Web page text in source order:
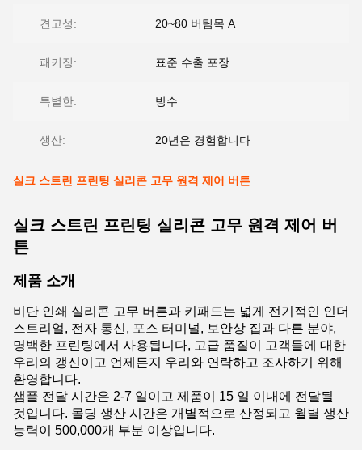
견고성: 20~80 버팀목 A
패키징: 표준 수출 포장
특별한: 방수
생산: 20년은 경험합니다
실크 스트린 프린팅 실리콘 고무 원격 제어 버튼
실크 스트린 프린팅 실리콘 고무 원격 제어 버
튼
제품 소개
비단 인쇄 실리콘 고무 버튼과 키패드는 넓게 전기적인 인더
스트리얼, 전자 통신, 포스 터미널, 보안상 집과 다른 분야,
명백한 프린팅에서 사용됩니다, 고급 품질이 고객들에 대한
우리의 갱신이고 언제든지 우리와 연락하고 조사하기 위해
환영합니다.
샘플 전달 시간은 2-7 일이고 제품이 15 일 이내에 전달될
것입니다. 몰딩 생산 시간은 개별적으로 산정되고 월별 생산
능력이 500,000개 부분 이상입니다.